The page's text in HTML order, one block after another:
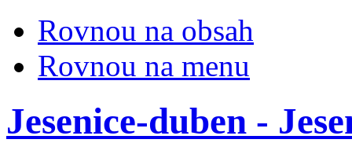
Rovnou na obsah
Rovnou na menu
Jesenice-duben -